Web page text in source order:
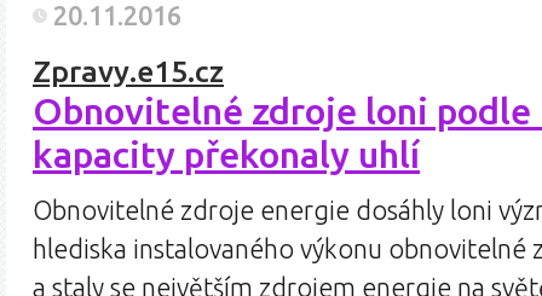
20.11.2016
Zpravy.e15.cz
Obnovitelné zdroje loni podle
kapacity překonaly uhlí
Obnovitelné zdroje energie dosáhly loni
hlediska instalovaného výkonu obnovitelné
a staly se největším zdrojem energie na